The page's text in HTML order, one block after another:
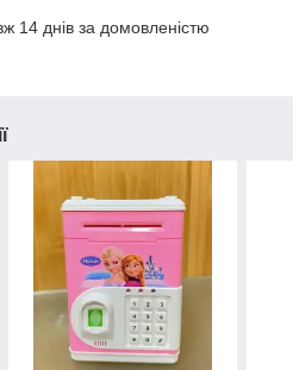
14 днів за домовленістю